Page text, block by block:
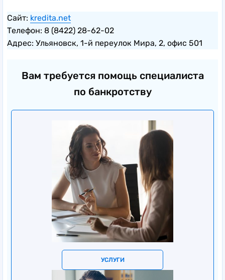
Сайт: kredita.net
Телефон: 8 (8422) 28-62-02
Адрес: Ульяновск, 1-й переулок Мира, 2, офис 501
Вам требуется помощь специалиста
по банкротству
УСЛУГИ